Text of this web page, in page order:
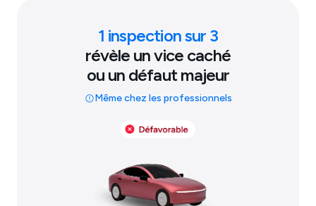
1 inspection sur 3
révèle un vice caché
ou un défaut majeur
Même chez les professionnels